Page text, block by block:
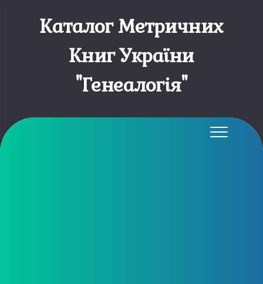
Каталог Метричних
Книг України
"Генеалогія"